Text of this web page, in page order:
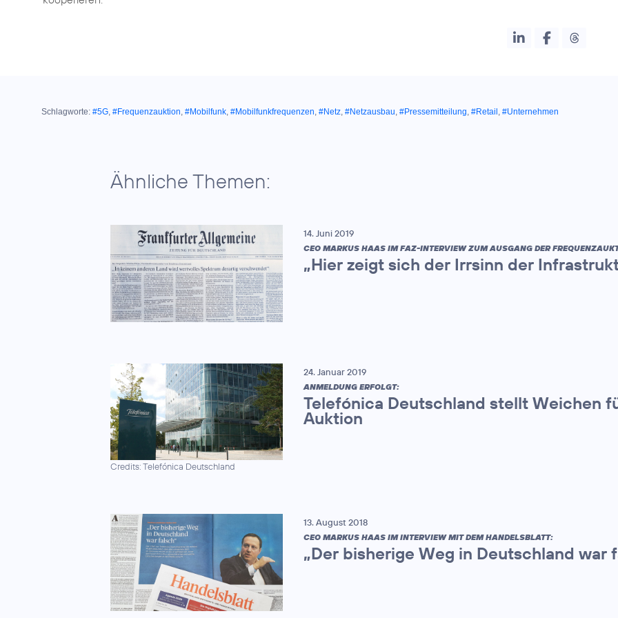
Schlagworte: #5G, #Frequenzauktion, #Mobilfunk, #Mobilfunkfrequenzen, #Netz, #Netzausbau, #Pressemitteilung, #Retail , #Unternehmen
Ähnliche Themen:
14. Juni 2019
CEO MARKUS HAAS IM FAZ-INTERVIEW ZUM AUSGANG DER
„Hier zeigt sich der Irrsinn der
Credits: Telefónica Deutschland
24. Januar 2019
ANMELDUNG ERFOLGT:
Telefónica Deutschland stellt Weichen
Auktion
13. August 2018
CEO MARKUS HAAS IM INTERVIEW MIT DEM HANDELSBLATT:
„Der bisherige Weg in Deutschland war